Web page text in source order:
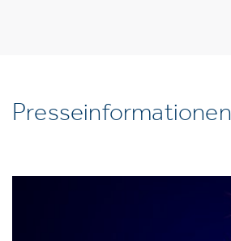
Presseinformationen